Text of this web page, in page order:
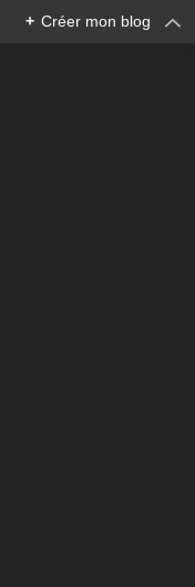
+ Créer mon blog